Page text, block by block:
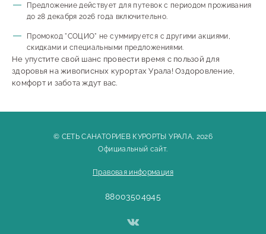
Предложение действует для путевок с периодом проживания
до 28 декабря 2026 года включительно.
Промокод "СОЦИО" не суммируется с другими акциями,
скидками и специальными предложениями.
Не упустите свой шанс провести время с пользой для
здоровья на живописных курортах Урала! Оздоровление,
комфорт и забота ждут вас.
© СЕТЬ САНАТОРИЕВ КУРОРТЫ УРАЛА, 2026
Официальный сайт.
Правовая информация
88003504945